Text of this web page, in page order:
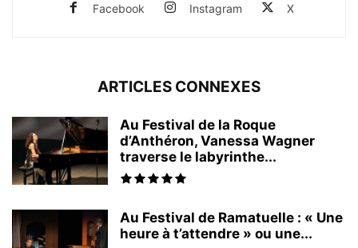
Facebook Instagram X
ARTICLES CONNEXES
Au Festival de la Roque
d’Anthéron, Vanessa Wagner
traverse le labyrinthe...
Au Festival de Ramatuelle : « Une
heure à t’attendre » ou une...